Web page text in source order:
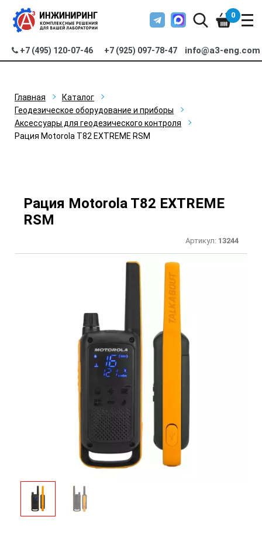
+7 (495) 120-07-46 +7 (925) 097-78-47 info@a3-eng.com
0
Главная
Каталог
Геодезическое оборудование и приборы
Аксессуары для геодезического контроля
Рация Motorola T82 EXTREME RSM
Рация Motorola T82 EXTREME
RSM
Артикул: 13244